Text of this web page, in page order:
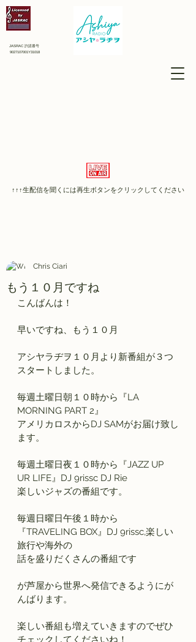
↑↑↑​生配信を聞くには再生ボタンをクリックしてください
JASRAC 許諾番号
9027107001Y31018
もう１０月ですね
Chris Ciari
こんばんは！
早いですね、もう１０月
アシヤラヂヲ１０月より新番組が３つ
スタートしました。
毎週土曜日朝１０時から『LA
MORNING PART 2』
アメリカロスからDJ SAMがお届け致し
ます。
毎週土曜日夜１０時から『JAZZ UP
UR LIFE』DJ 9rissc DJ Rie
楽しいジャズの番組です。
毎週日曜日午後１時から
『TRAVELING BOX』DJ 9rissc,楽しい
旅行や海外の
話を盛りだくさんの番組です
が芦屋から世界へ発信できるようにが
んばります。
楽しい番組も増えていきますのでぜひ
チェックしてくださいね！